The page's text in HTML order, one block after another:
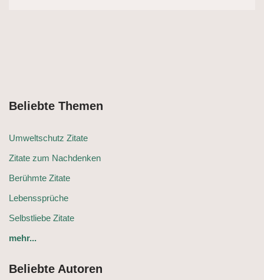
Beliebte Themen
Umweltschutz Zitate
Zitate zum Nachdenken
Berühmte Zitate
Lebenssprüche
Selbstliebe Zitate
mehr...
Beliebte Autoren